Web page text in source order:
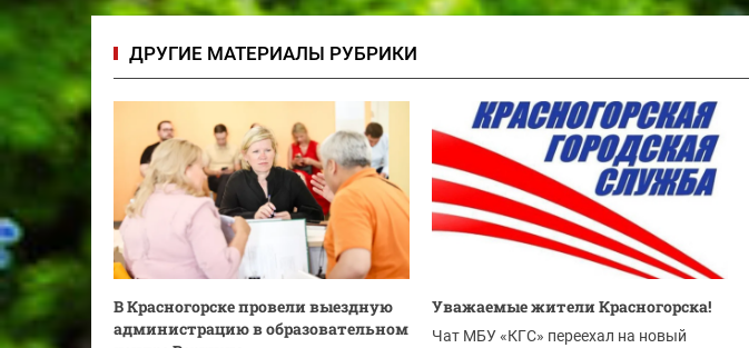
ДРУГИЕ МАТЕРИАЛЫ РУБРИКИ
В Красногорске провели выездную
администрацию в образовательном
Уважаемые жители Красногорска!
Чат МБУ «КГС» переехал на новый